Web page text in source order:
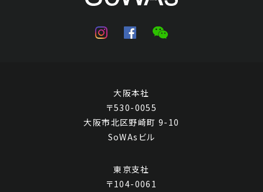
大阪本社
〒530-0055
大阪市北区野崎町 9-10
SoWAsビル
東京支社
〒104-0061